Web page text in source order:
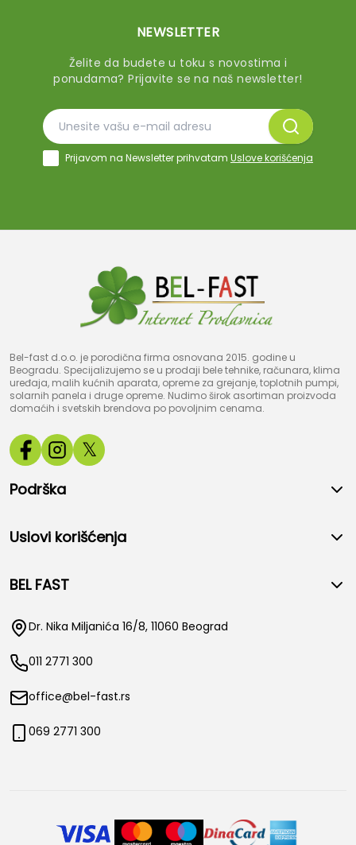
NEWSLETTER
Želite da budete u toku s novostima i
ponudama? Prijavite se na naš newsletter!
Prijavom na Newsletter prihvatam Uslove korišćenja
Bel-fast d.o.o. je porodična firma osnovana 2015. godine u
Beogradu. Specijalizujemo se u prodaji bele tehnike, računara, klima
uređaja, malih kućnih aparata, opreme za grejanje, toplotnih pumpi,
solarnih panela i druge opreme. Nudimo širok asortiman proizvoda
domaćih i svetskih brendova po povoljnim cenama.
𝕏
Podrška
Uslovi korišćenja
BEL FAST
Dr. Nika Miljanića 16/8, 11060 Beograd
011 2771 300
office@bel-fast.rs
069 2771 300